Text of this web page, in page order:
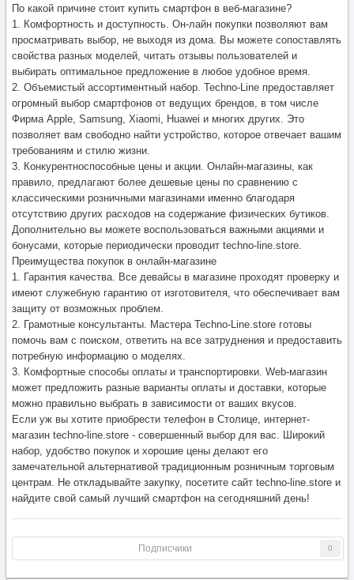
По какой причине стоит купить смартфон в веб-магазине?
1. Комфортность и доступность. Он-лайн покупки позволяют вам
просматривать выбор, не выходя из дома. Вы можете сопоставлять
свойства разных моделей, читать отзывы пользователей и
выбирать оптимальное предложение в любое удобное время.
2. Объемистый ассортиментный набор. Techno-Line предоставляет
огромный выбор смартфонов от ведущих брендов, в том числе
Фирма Apple, Samsung, Xiaomi, Huawei и многих других. Это
позволяет вам свободно найти устройство, которое отвечает вашим
требованиям и стилю жизни.
3. Конкурентноспособные цены и акции. Онлайн-магазины, как
правило, предлагают более дешевые цены по сравнению с
классическими розничными магазинами именно благодаря
отсутствию других расходов на содержание физических бутиков.
Дополнительно вы можете воспользоваться важными акциями и
бонусами, которые периодически проводит techno-line.store.
Преимущества покупок в онлайн-магазине
1. Гарантия качества. Все девайсы в магазине проходят проверку и
имеют служебную гарантию от изготовителя, что обеспечивает вам
защиту от возможных проблем.
2. Грамотные консультанты. Мастера Techno-Line.store готовы
помочь вам с поиском, ответить на все затруднения и предоставить
потребную информацию о моделях.
3. Комфортные способы оплаты и транспортировки. Web-магазин
может предложить разные варианты оплаты и доставки, которые
можно правильно выбрать в зависимости от ваших вкусов.
Если уж вы хотите приобрести телефон в Столице, интернет-
магазин techno-line.store - совершенный выбор для вас. Широкий
набор, удобство покупок и хорошие цены делают его
замечательной альтернативой традиционным розничным торговым
центрам. Не откладывайте закупку, посетите сайт techno-line.store и
найдите свой самый лучший смартфон на сегодняшний день!
Подписчики 0